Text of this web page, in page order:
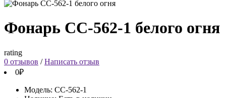
Фонарь СС-562-1 белого огня
rating
0 отзывов /Написать отзыв
0₽
Модель: СС-562-1